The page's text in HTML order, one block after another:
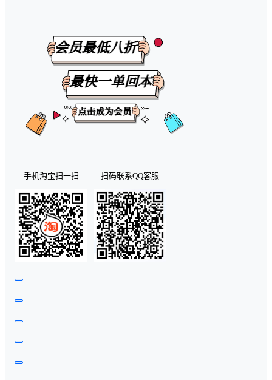
手机淘宝扫一扫 扫码联系QQ客服